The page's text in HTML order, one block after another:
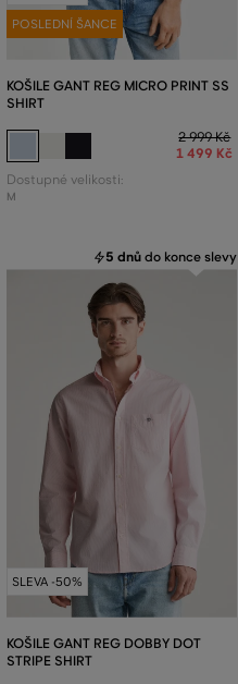
POSLEDNÍ ŠANCE
KOŠILE GANT REG MICRO PRINT SS
SHIRT
2 999 Kč
1 499 Kč
Dostupné velikosti:
M
5 dnů do konce slevy
SLEVA -50%
KOŠILE GANT REG DOBBY DOT
STRIPE SHIRT